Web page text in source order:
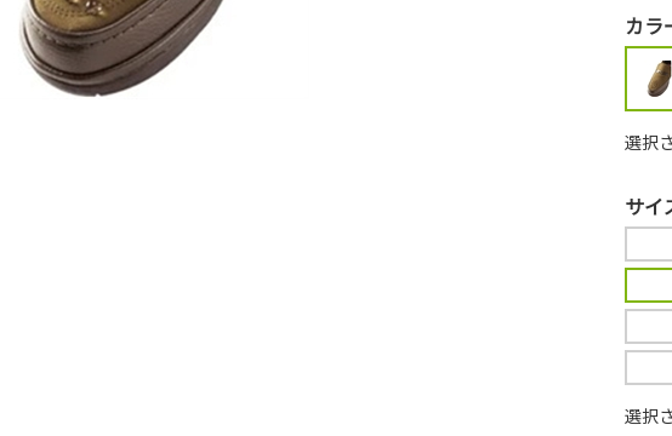
カラ
選択
サイ
選択